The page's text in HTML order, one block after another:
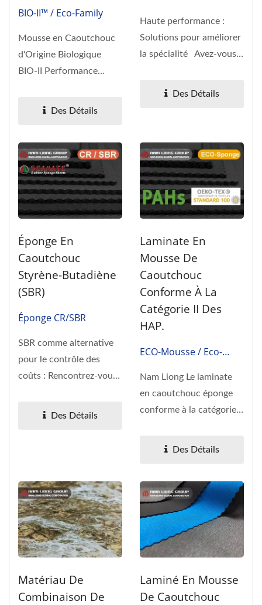
BIO-II™ / Eco-Family
Mousse en Caoutchouc
d'Origine Biologique
BIO-II Performance
Des Détails
Haute performance :
Solutions pour améliorer
la spécialité Avez-vous
Des Détails
Éponge En
Caoutchouc
Styrène-Butadiène
(SBR)
Éponge CR/SBR
SBR comme alternative
pour le contrôle des
coûts : Rencontrez-vous
Des Détails
Laminate En
Mousse De
Caoutchouc
Conforme À La
Catégorie II Des
HAP.
ECO-Mousse / Eco-
Nam Liong Le laminate
en caoutchouc éponge
conforme à la catégorie II
Des Détails
Matériau De
Combinaison De
Laminé En Mousse
De Caoutchouc